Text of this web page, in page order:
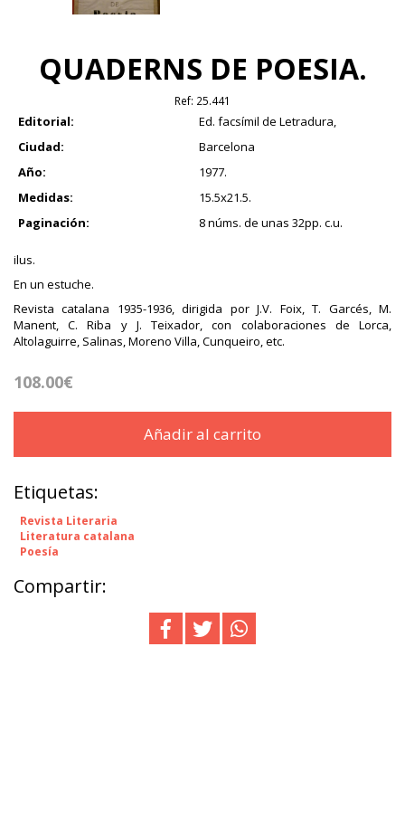
QUADERNS DE POESIA.
Ref: 25.441
Editorial:
Ed. facsímil de Letradura,
Ciudad:
Barcelona
Año:
1977.
Medidas:
15.5x21.5.
Paginación:
8 núms. de unas 32pp. c.u.
ilus.
En un estuche.
Revista catalana 1935-1936, dirigida por J.V. Foix, T. Garcés, M.
Manent, C. Riba y J. Teixador, con colaboraciones de Lorca,
Altolaguirre, Salinas, Moreno Villa, Cunqueiro, etc.
108.00€
Añadir al carrito
Etiquetas:
Revista Literaria
Literatura catalana
Poesía
Compartir: